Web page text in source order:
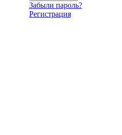
Забыли пароль?
Регистрация